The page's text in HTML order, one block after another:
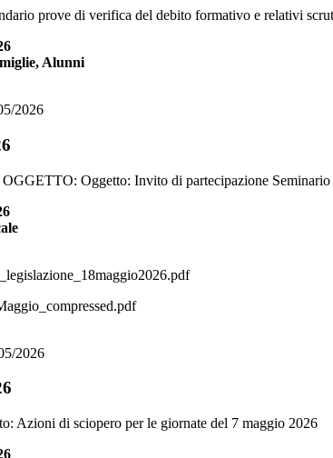
prove di verifica del debito formativo e relativi
Alunni
2026
Oggetto: Invito di partecipazione Seminario
2026
Azioni di sciopero per le giornate del 7 maggio 2026